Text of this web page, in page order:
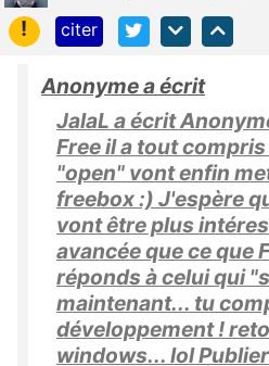
!
citer
Anonyme a écrit
JalaL a écrit
Free il a tout
"open" vont enfin
freebox :) J'espère
vont être plus
avancée que ce que
réponds à celui qui
maintenant... tu
développement !
windows... lol